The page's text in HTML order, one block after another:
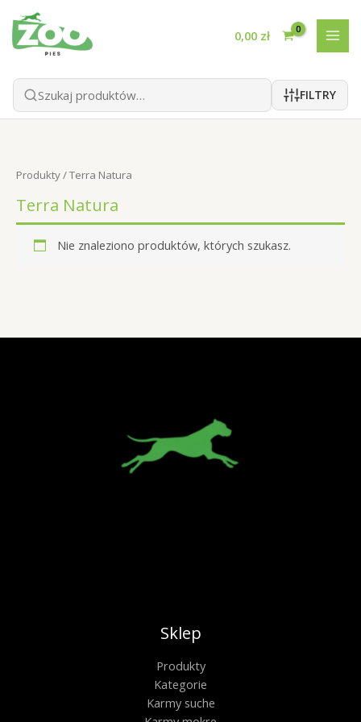
Przejdź
do
treści
0,00 zł
FILTRY
Produkty/ Terra Natura
Terra Natura
Nie znaleziono produktów, których szukasz.
Sklep
Produkty
Kategorie
Karmy suche